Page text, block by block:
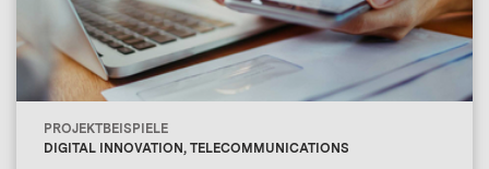
PROJEKTBEISPIELE
DIGITAL INNOVATION, TELECOMMUNICATIONS